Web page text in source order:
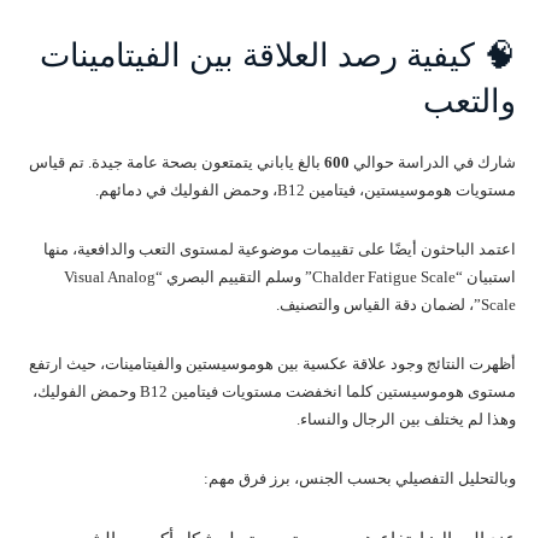
🧠 كيفية رصد العلاقة بين الفيتامينات
والتعب
شارك في الدراسة حوالي 600 بالغ ياباني يتمتعون بصحة عامة جيدة. تم قياس
مستويات هوموسيستين، فيتامين B12، وحمض الفوليك في دمائهم.
اعتمد الباحثون أيضًا على تقييمات موضوعية لمستوى التعب والدافعية، منها
استبيان “Chalder Fatigue Scale” وسلم التقييم البصري “Visual Analog
Scale”، لضمان دقة القياس والتصنيف.
أظهرت النتائج وجود علاقة عكسية بين هوموسيستين والفيتامينات، حيث ارتفع
مستوى هوموسيستين كلما انخفضت مستويات فيتامين B12 وحمض الفوليك،
وهذا لم يختلف بين الرجال والنساء.
وبالتحليل التفصيلي بحسب الجنس، برز فرق مهم: